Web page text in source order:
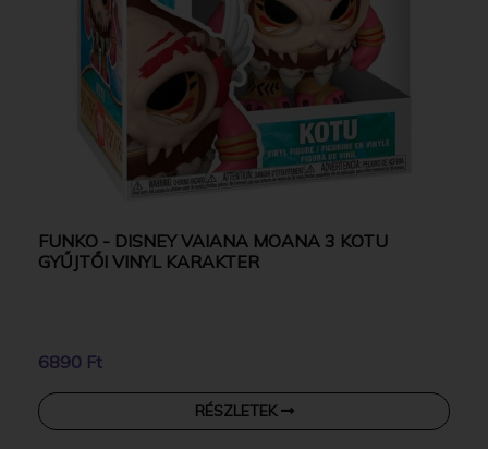
FUNKO - DISNEY VAIANA MOANA 3 KOTU
GYŰJTŐI VINYL KARAKTER
6890 Ft
RÉSZLETEK